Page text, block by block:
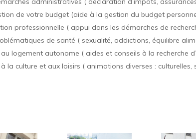
de votre budget (aide à la gestion du budget
professionnelle ( appui dans les démarches de
de santé ( sexualité, addictions, équilibre
au logement autonome ( aides et conseils à la recherche
la culture et aux loisirs ( animations diverses : culturelles,